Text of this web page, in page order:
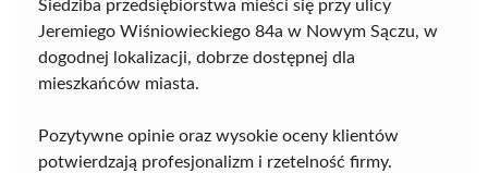
Siedziba przedsiębiorstwa mieści się przy ulicy
Jeremiego Wiśniowieckiego 84a w Nowym Sączu, w
dogodnej lokalizacji, dobrze dostępnej dla
mieszkańców miasta.
Pozytywne opinie oraz wysokie oceny klientów
potwierdzają profesjonalizm i rzetelność firmy.